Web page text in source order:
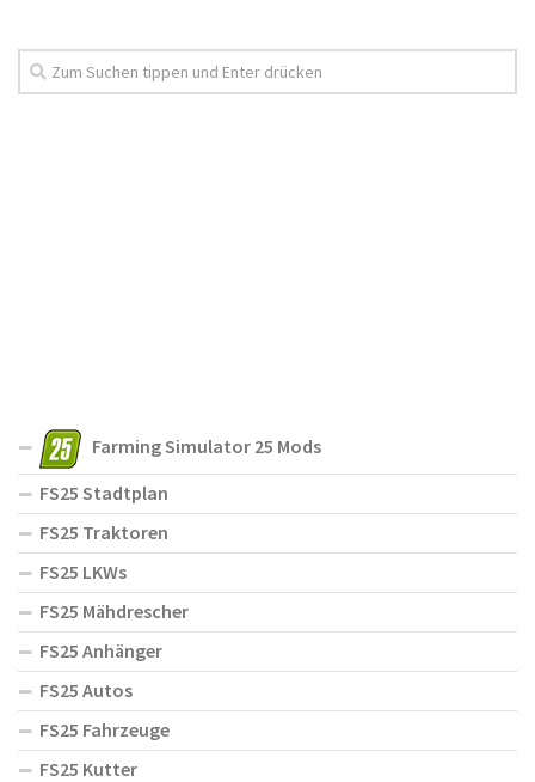
Farming Simulator 25 Mods
FS25 Stadtplan
FS25 Traktoren
FS25 LKWs
FS25 Mähdrescher
FS25 Anhänger
FS25 Autos
FS25 Fahrzeuge
FS25 Kutter